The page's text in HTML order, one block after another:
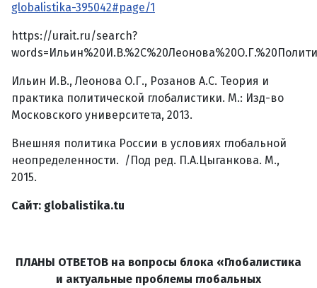
globalistika-395042#page/1
https://urait.ru/search?
Ильин И.В., Леонова О.Г., Розанов А.С. Теория и
практика политической глобалистики. М.: Изд-во
Московского университета, 2013.
Внешняя политика России в условиях глобальной
неопределенности. /Под ред. П.А.Цыганкова. М.,
2015.
Сайт: globalistika.tu
ПЛАНЫ ОТВЕТОВ на вопросы блока «Глобалистика
и актуальные проблемы глобальных